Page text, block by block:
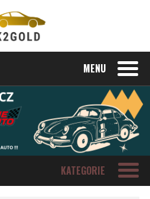
MENU
KATEGORIE